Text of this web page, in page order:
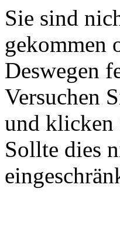
Sie sind
gekommen
Deswegen
Versuchen
und klicken
Sollte dies